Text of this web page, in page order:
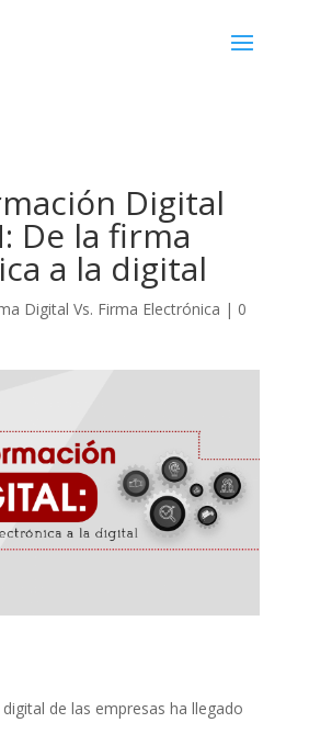
Digital
De la firma
a la digital
Digital Vs. Firma Electrónica | 0
de las empresas ha llegado